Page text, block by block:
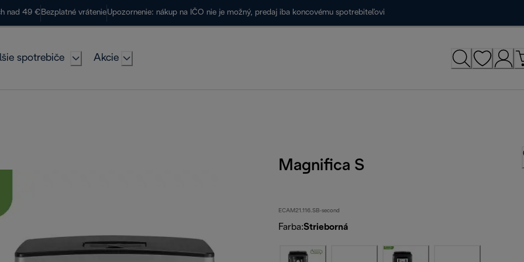
nad 49 € Bezplatné vrátenieUpozornenie: nákup na IČO nie je možný, predaj iba koncovému spotrebiteľovi
spotrebiče Akcie
Magnifica S
ECAM21.116.SB-second
Farba:Strieborná